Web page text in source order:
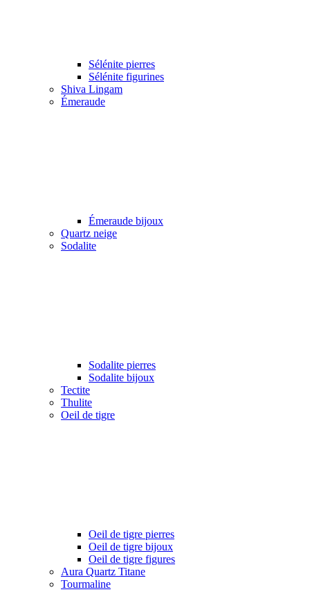
Sélénite pierres
Sélénite figurines
Shiva Lingam
Émeraude
Émeraude bijoux
Quartz neige
Sodalite
Sodalite pierres
Sodalite bijoux
Tectite
Thulite
Oeil de tigre
Oeil de tigre pierres
Oeil de tigre bijoux
Oeil de tigre figures
Aura Quartz Titane
Tourmaline